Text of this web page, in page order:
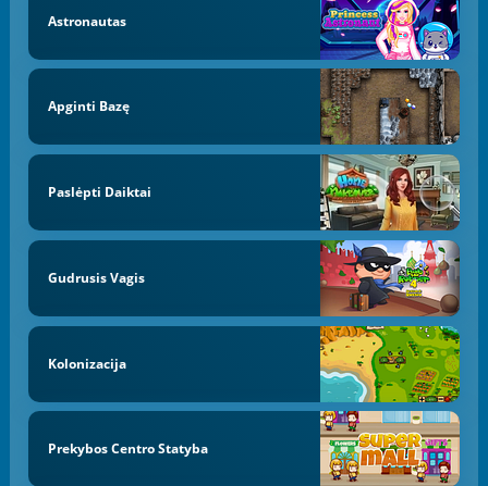
Astronautas
Apginti Bazę
Paslėpti Daiktai
Gudrusis Vagis
Kolonizacija
Prekybos Centro Statyba